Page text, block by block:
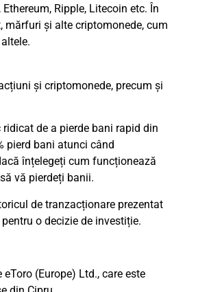
, Ethereum, Ripple, Litecoin etc. În
mărfuri și alte criptomonede, cum
și criptomonede, precum și
de a pierde bani rapid din
pierd bani atunci când
înțelegeți cum funcționează
vă pierdeți banii.
de tranzacționare prezentat
o decizie de investiție.
(Europe) Ltd., care este